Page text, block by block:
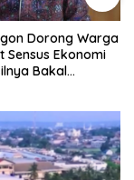
Dorong Warga
Sensus Ekonomi
Bakal